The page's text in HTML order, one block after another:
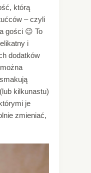
którą
– czyli
gości 😉 To
i
dodatków
kilkunastu)
je
zmieniać,